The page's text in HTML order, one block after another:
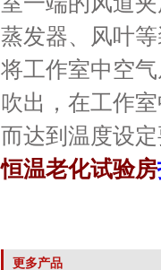
蒸发器、风叶
将工作室中空气
吹出，在工
而达到温度设定
恒温老化试验房
更多产品